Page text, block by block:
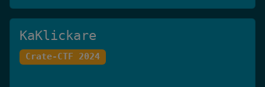
KaKlickare
Crate-CTF 2024